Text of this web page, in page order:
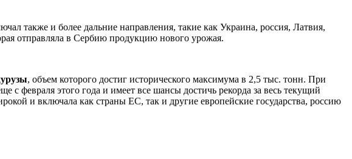
также и более дальние направления, такие как Украина, россия, Латвия,
отправляла в Сербию продукцию нового урожая.
, объем которого достиг исторического максимума в 2,5 тыс. тонн. При
с февраля этого года и имеет все шансы достичь рекорда за весь текущий
и включала как страны ЕС, так и другие европейские государства, россию